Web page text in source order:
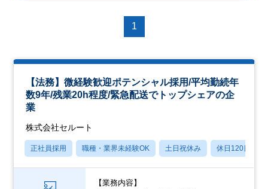
1
【法務】微経験歓迎ポテンシャル採用/平均勤続年
数9年/残業20h程度/緊急配送でトップシェアの企
業
株式会社セルート
正社員採用 職種・業界未経験OK 土日祝休み 休日120日以上
【業務内容】